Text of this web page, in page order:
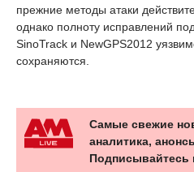
прежние методы атаки
однако полноту исправлений
SinoTrack и NewGPS2012
сохраняются.
Самые свежие
аналитика,
Подписывайтесь